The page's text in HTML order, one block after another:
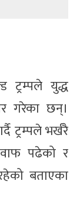
ट्रम्पले युद्ध
गरेका छन्।
ट्रम्पले भर्खरै
पढेको र
बताएका